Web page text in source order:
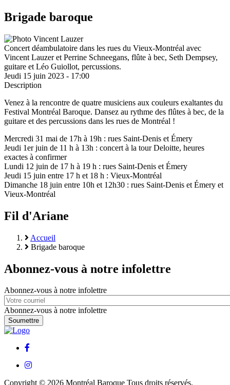
Brigade baroque
Concert déambulatoire dans les rues du Vieux-Montréal avec
Vincent Lauzer et Perrine Schneegans, flûte à bec, Seth Dempsey,
guitare et Léo Guiollot, percussions.
Jeudi 15 juin 2023 - 17:00
Description
Venez à la rencontre de quatre musiciens aux couleurs exaltantes du
Festival Montréal Baroque. Dansez au rythme des flûtes à bec, de la
guitare et des percussions dans les rues de Montréal !
Mercredi 31 mai de 17h à 19h : rues Saint-Denis et Émery
Jeudi 1er juin de 11 h à 13h : concert à la tour Deloitte, heures
exactes à confirmer
Lundi 12 juin de 17 h à 19 h : rues Saint-Denis et Émery
Jeudi 15 juin entre 17 h et 18 h : Vieux-Montréal
Dimanche 18 juin entre 10h et 12h30 : rues Saint-Denis et Émery et
Vieux-Montréal
Fil d'Ariane
Accueil
Brigade baroque
Abonnez-vous à notre infolettre
Abonnez-vous à notre infolettre
Abonnez-vous à notre infolettre
instagram
Copyright © 2026 Montréal Baroque Tous droits réservés.